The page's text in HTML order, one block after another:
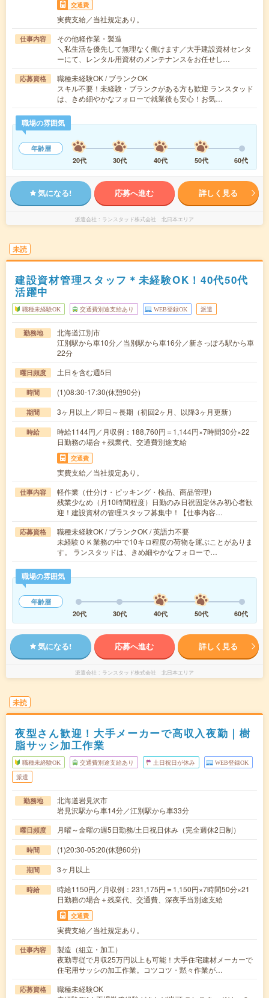
交通費
実費支給／当社規定あり。
仕事内容
その他軽作業・製造
＼私生活を優先して無理なく働けます／大手建設資材センタ
ーにて、レンタル用資材のメンテナンスをお任せし…
応募資格
職種未経験OK / ブランクOK
スキル不要！未経験・ブランクがある方も歓迎 ランスタッド
は、きめ細やかなフォローで就業後も安心！お気…
職場の雰囲気
年齢層
20代
30代 40代 50代 60代
気になる! 応募へ進む 詳しく見る
派遣会社 ランスタッド株式会社 北日本エリア
未読
建設資材管理スタッフ＊未経験OK！40代50代
活躍中
職種未経験OK 交通費別途支給あり WEB登録OK 派遣
勤務地
北海道江別市
江別駅から車10分／当別駅から車16分／新さっぽろ駅から車
22分
曜日頻度 土日を含む週5日
時間 (1)08:30-17:30(休憩90分)
期間 3ヶ月以上／即日～長期（初回2ヶ月、以降3ヶ月更新）
時給
時給1144円／月収例：188,760円＝1,144円×7時間30分×22
日勤務の場合＋残業代、交通費別途支給
交通費
実費支給／当社規定あり。
仕事内容
軽作業（仕分け・ピッキング・検品、商品管理）
残業少なめ（月10時間程度）日勤のみ日祝固定休み初心者歓
迎！建設資材の管理スタッフ募集中！【仕事内容…
応募資格
職種未経験OK / ブランクOK / 英語力不要
未経験ＯＫ業務の中で10キロ程度の荷物を運ぶことがありま
す。 ランスタッドは、きめ細やかなフォローで…
職場の雰囲気
年齢層
20代
30代 40代 50代 60代
気になる! 応募へ進む 詳しく見る
派遣会社 ランスタッド株式会社 北日本エリア
未読
夜型さん歓迎！大手メーカーで高収入夜勤｜樹
脂サッシ加工作業
職種未経験OK 交通費別途支給あり 土日祝日が休み WEB登録OK
派遣
勤務地
北海道岩見沢市
岩見沢駅から車14分／江別駅から車33分
曜日頻度 月曜～金曜の週5日勤務/土日祝日休み（完全週休2日制）
時間 (1)20:30-05:20(休憩60分)
期間 3ヶ月以上
時給
時給1150円／月収例：231,175円＝1,150円×7時間50分×21
日勤務の場合＋残業代、交通費、深夜手当別途支給
交通費
実費支給／当社規定あり。
仕事内容
製造（組立・加工）
夜勤専従で月収25万円以上も可能！大手住宅建材メーカーで
住宅用サッシの加工作業。コツコツ・黙々作業が…
応募資格
職種未経験OK